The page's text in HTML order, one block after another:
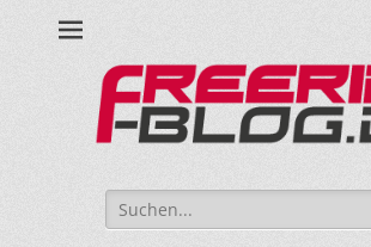
Suche
nach: